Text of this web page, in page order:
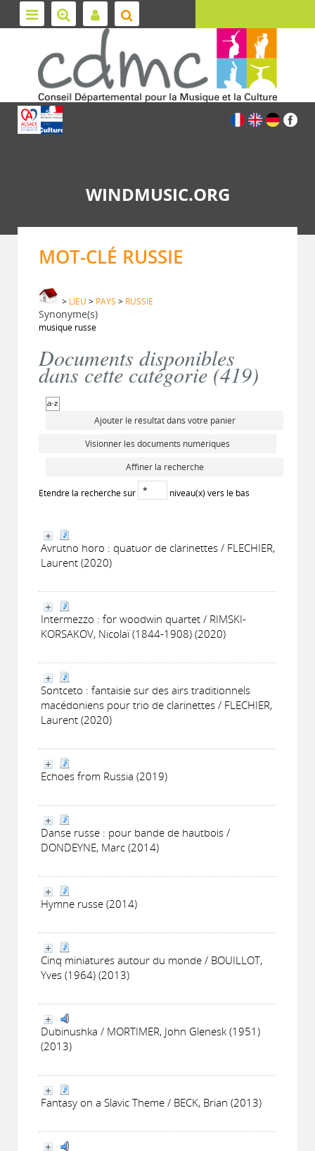
WINDMUSIC.ORG
MOT-CLÉ RUSSIE
> LIEU > PAYS > RUSSIE
Synonyme(s)
musique russe
Documents disponibles
dans cette catégorie (419)
Ajouter le résultat dans votre panier
Visionner les documents numériques
Affiner la recherche
Etendre la recherche sur niveau(x) vers le bas
Avrutno horo : quatuor de clarinettes / FLECHIER,
Laurent (2020)
Intermezzo : for woodwin quartet / RIMSKI-
KORSAKOV, Nicolaï (1844-1908) (2020)
Sontceto : fantaisie sur des airs traditionnels
macédoniens pour trio de clarinettes / FLECHIER,
Laurent (2020)
Echoes from Russia (2019)
Danse russe : pour bande de hautbois /
DONDEYNE, Marc (2014)
Hymne russe (2014)
Cinq miniatures autour du monde / BOUILLOT,
Yves (1964) (2013)
Dubinushka / MORTIMER, John Glenesk (1951)
(2013)
Fantasy on a Slavic Theme / BECK, Brian (2013)